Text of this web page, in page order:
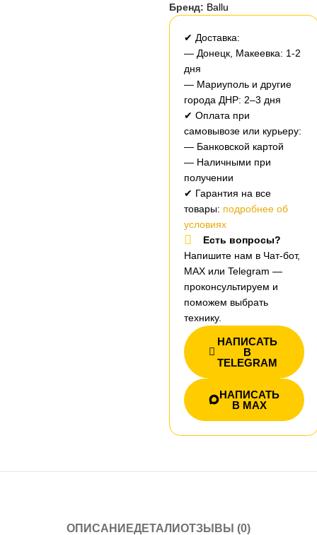
Бренд: Ballu
✔ Доставка:
— Донецк, Макеевка: 1-2
дня
— Мариуполь и другие
города ДНР: 2–3 дня
✔ Оплата при
самовывозе или курьеру:
— Банковской картой
— Наличными при
получении
✔ Гарантия на все
товары: подробнее об
условиях
Есть вопросы?
Напишите нам в Чат-бот,
MAX или Telegram —
проконсультируем и
поможем выбрать
технику.
НАПИСАТЬ
В
TELEGRAM
НАПИСАТЬ
В MAX
ОПИСАНИЕДЕТАЛИОТЗЫВЫ (0)